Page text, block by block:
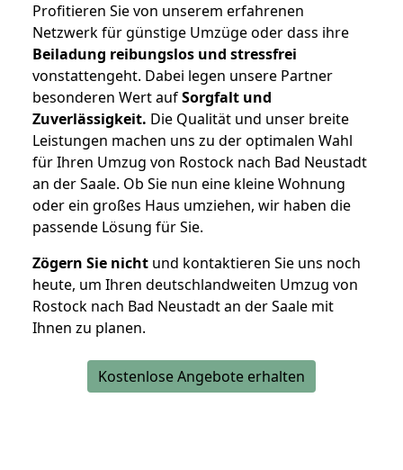
Profitieren Sie von unserem erfahrenen
Netzwerk für günstige Umzüge oder dass ihre
Beiladung reibungslos und stressfrei
vonstattengeht. Dabei legen unsere Partner
besonderen Wert aufSorgfalt und
Zuverlässigkeit. Die Qualität und unser breite
Leistungen machen uns zu der optimalen Wahl
für Ihren Umzug von Rostock nach Bad Neustadt
an der Saale. Ob Sie nun eine kleine Wohnung
oder ein großes Haus umziehen, wir haben die
passende Lösung für Sie.
Zögern Sie nicht und kontaktieren Sie uns noch
heute, um Ihren deutschlandweiten Umzug von
Rostock nach Bad Neustadt an der Saale mit
Ihnen zu planen.
Kostenlose Angebote erhalten